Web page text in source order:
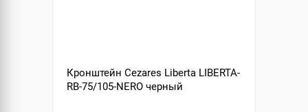
Кронштейн Cezares Liberta LIBERTA-
RB-75/105-NERO черный